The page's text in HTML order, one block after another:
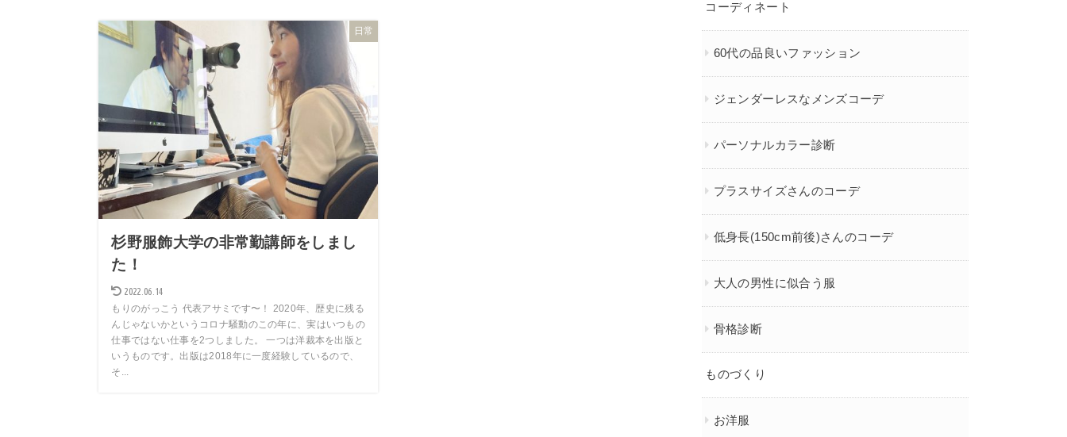
日常
杉野服飾大学の非常勤講師をしまし
た！
2022.06.14
もりのがっこう 代表アサミです〜！ 2020年、歴史に残る
んじゃないかというコロナ騒動のこの年に、実はいつもの
仕事ではない仕事を2つしました。 一つは洋裁本を出版と
いうものです。出版は2018年に一度経験しているので、
そ...
コーディネート
60代の品良いファッション
ジェンダーレスなメンズコーデ
パーソナルカラー診断
プラスサイズさんのコーデ
低身長(150cm前後)さんのコーデ
大人の男性に似合う服
骨格診断
ものづくり
お洋服